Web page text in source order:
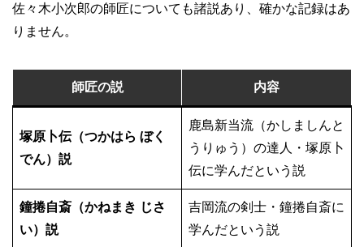
佐々木小次郎の師匠についても諸説あり、確かな記録はあ
りません。
師匠の説 内容
塚原卜伝（つかはら ぼく
でん）説
鹿島新当流（かしましんと
うりゅう）の達人・塚原卜
伝に学んだという説
鐘捲自斎（かねまき じさ
い）説
吉岡流の剣士・鐘捲自斎に
学んだという説